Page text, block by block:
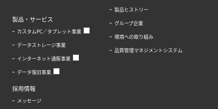
製品・サービス
カスタムPC／タブレット事業
データストレージ事業
インターネット通販事業
データ復旧事業
製品ヒストリー
グループ企業
環境への取り組み
品質管理マネジメントシステム
採用情報
メッセージ